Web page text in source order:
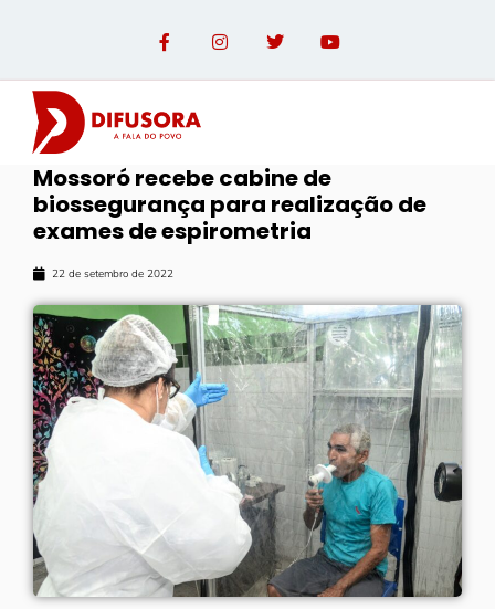
Mossoró recebe cabine de
biossegurança para realização de
exames de espirometria
22 de setembro de 2022